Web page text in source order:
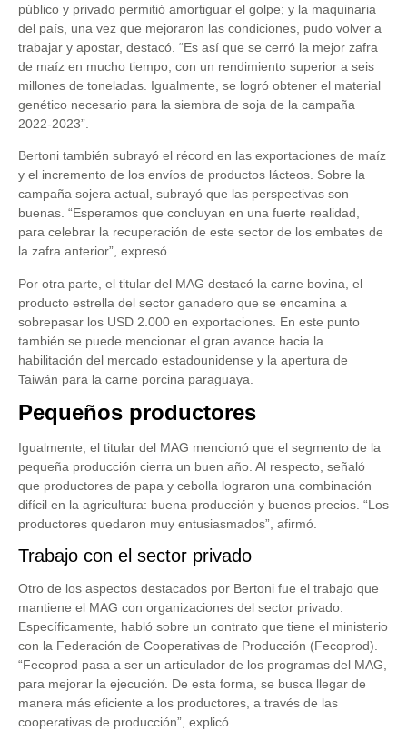
público y privado permitió amortiguar el golpe; y la maquinaria
del país, una vez que mejoraron las condiciones, pudo volver a
trabajar y apostar, destacó. “Es así que se cerró la mejor zafra
de maíz en mucho tiempo, con un rendimiento superior a seis
millones de toneladas. Igualmente, se logró obtener el material
genético necesario para la siembra de soja de la campaña
2022-2023”.
Bertoni también subrayó el récord en las exportaciones de maíz
y el incremento de los envíos de productos lácteos. Sobre la
campaña sojera actual, subrayó que las perspectivas son
buenas. “Esperamos que concluyan en una fuerte realidad,
para celebrar la recuperación de este sector de los embates de
la zafra anterior”, expresó.
Por otra parte, el titular del MAG destacó la carne bovina, el
producto estrella del sector ganadero que se encamina a
sobrepasar los USD 2.000 en exportaciones. En este punto
también se puede mencionar el gran avance hacia la
habilitación del mercado estadounidense y la apertura de
Taiwán para la carne porcina paraguaya.
Pequeños productores
Igualmente, el titular del MAG mencionó que el segmento de la
pequeña producción cierra un buen año. Al respecto, señaló
que productores de papa y cebolla lograron una combinación
difícil en la agricultura: buena producción y buenos precios. “Los
productores quedaron muy entusiasmados”, afirmó.
Trabajo con el sector privado
Otro de los aspectos destacados por Bertoni fue el trabajo que
mantiene el MAG con organizaciones del sector privado.
Específicamente, habló sobre un contrato que tiene el ministerio
con la Federación de Cooperativas de Producción (Fecoprod).
“Fecoprod pasa a ser un articulador de los programas del MAG,
para mejorar la ejecución. De esta forma, se busca llegar de
manera más eficiente a los productores, a través de las
cooperativas de producción”, explicó.